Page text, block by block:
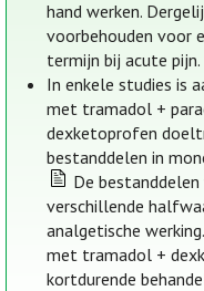
hand werken.
voorbehouden voor
termijn bij acute pijn.
In enkele studies is
met tramadol +
dexketoprofen
bestanddelen in
De
verschillende
analgetische
met tramadol +
kortdurende